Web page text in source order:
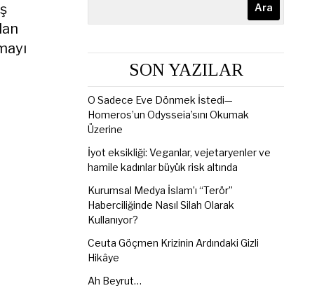
Ara
SON YAZILAR
O Sadece Eve Dönmek İstedi—
Homeros’un Odysseia’sını Okumak
Üzerine
İyot eksikliği: Veganlar, vejetaryenler ve
hamile kadınlar büyük risk altında
Kurumsal Medya İslam’ı “Terör”
Haberciliğinde Nasıl Silah Olarak
Kullanıyor?
Ceuta Göçmen Krizinin Ardındaki Gizli
Hikâye
Ah Beyrut…